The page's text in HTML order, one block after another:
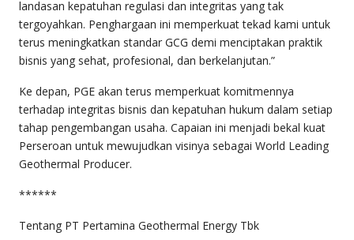
landasan kepatuhan regulasi dan integritas yang tak
tergoyahkan. Penghargaan ini memperkuat tekad kami untuk
terus meningkatkan standar GCG demi menciptakan praktik
bisnis yang sehat, profesional, dan berkelanjutan.”
Ke depan, PGE akan terus memperkuat komitmennya
terhadap integritas bisnis dan kepatuhan hukum dalam setiap
tahap pengembangan usaha. Capaian ini menjadi bekal kuat
Perseroan untuk mewujudkan visinya sebagai World Leading
Geothermal Producer.
******
Tentang PT Pertamina Geothermal Energy Tbk